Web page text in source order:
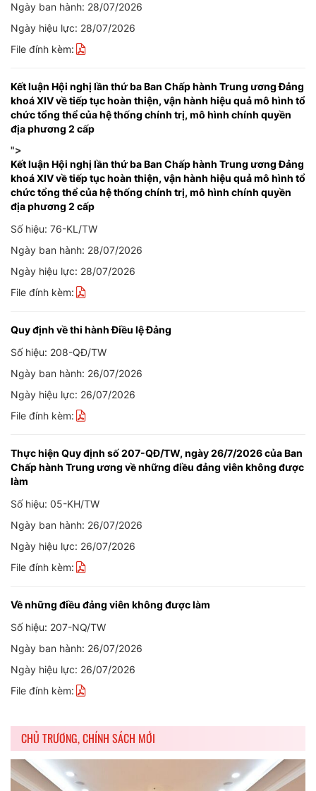
Ngày ban hành: 28/07/2026
Ngày hiệu lực: 28/07/2026
File đính kèm:
Kết luận Hội nghị lần thứ ba Ban Chấp hành Trung ương Đảng
khoá XIV về tiếp tục hoàn thiện, vận hành hiệu quả mô hình tổ
chức tổng thể của hệ thống chính trị, mô hình chính quyền
địa phương 2 cấp
">
Kết luận Hội nghị lần thứ ba Ban Chấp hành Trung ương Đảng
khoá XIV về tiếp tục hoàn thiện, vận hành hiệu quả mô hình tổ
chức tổng thể của hệ thống chính trị, mô hình chính quyền
địa phương 2 cấp
Số hiệu: 76-KL/TW
Ngày ban hành: 28/07/2026
Ngày hiệu lực: 28/07/2026
File đính kèm:
Quy định về thi hành Điều lệ Đảng
Số hiệu: 208-QĐ/TW
Ngày ban hành: 26/07/2026
Ngày hiệu lực: 26/07/2026
File đính kèm:
Thực hiện Quy định số 207-QĐ/TW, ngày 26/7/2026 của Ban
Chấp hành Trung ương về những điều đảng viên không được
làm
Số hiệu: 05-KH/TW
Ngày ban hành: 26/07/2026
Ngày hiệu lực: 26/07/2026
File đính kèm:
Về những điều đảng viên không được làm
Số hiệu: 207-NQ/TW
Ngày ban hành: 26/07/2026
Ngày hiệu lực: 26/07/2026
File đính kèm:
CHỦ TRƯƠNG, CHÍNH SÁCH MỚI